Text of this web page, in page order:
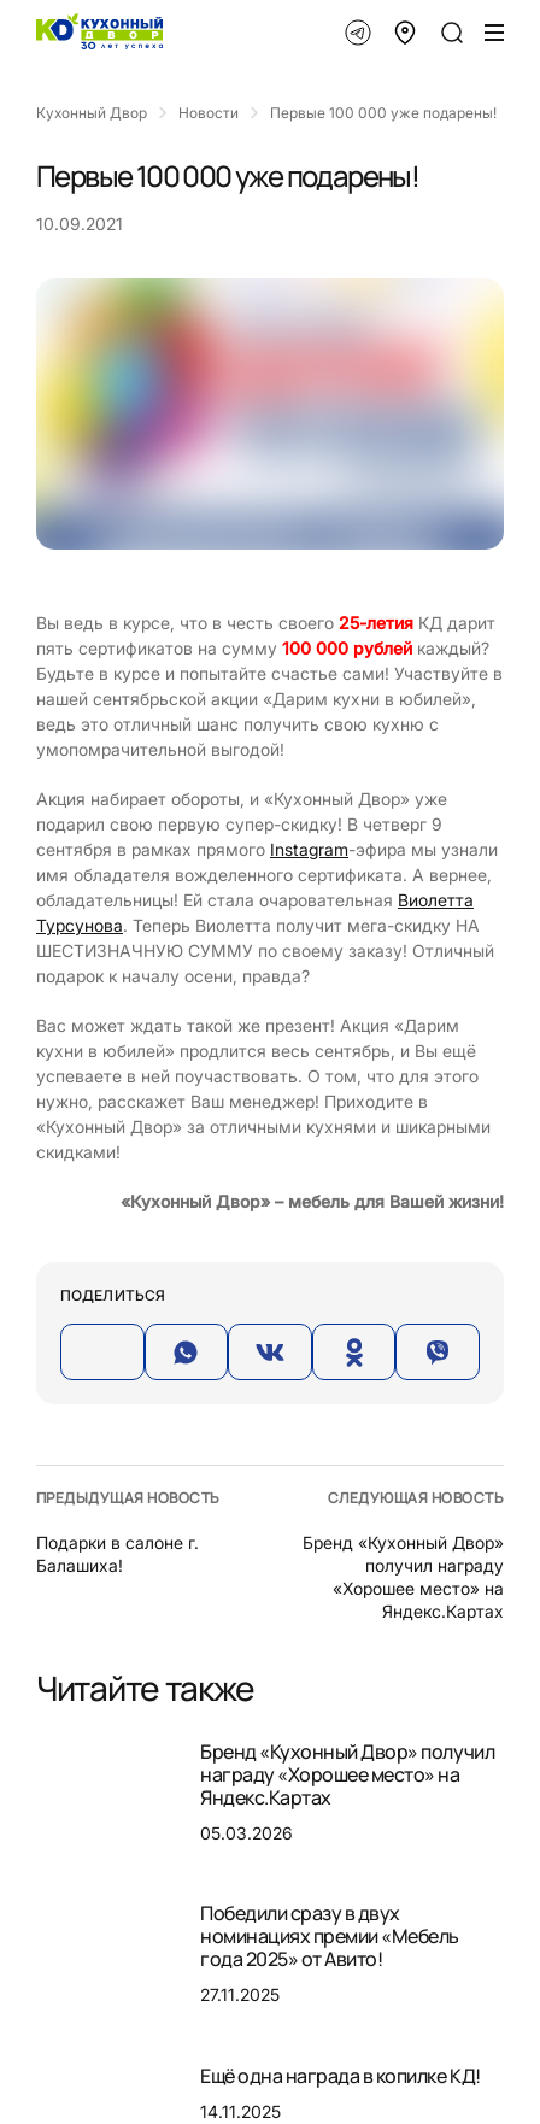
Кухонный Двор Новости Первые 100 000 уже подарены!
Первые 100 000 уже подарены!
10.09.2021
Вы ведь в курсе, что в честь своего 25-летия КД дарит
пять сертификатов на сумму 100 000 рублей каждый?
Будьте в курсе и попытайте счастье сами! Участвуйте в
нашей сентябрьской акции «Дарим кухни в юбилей»,
ведь это отличный шанс получить свою кухню с
умопомрачительной выгодой!
Акция набирает обороты, и «Кухонный Двор» уже
подарил свою первую супер-скидку! В четверг 9
сентября в рамках прямого Instagram-эфира мы узнали
имя обладателя вожделенного сертификата. А вернее,
обладательницы! Ей стала очаровательная Виолетта
Турсунова. Теперь Виолетта получит мега-скидку НА
ШЕСТИЗНАЧНУЮ СУММУ по своему заказу! Отличный
подарок к началу осени, правда?
Вас может ждать такой же презент! Акция «Дарим
кухни в юбилей» продлится весь сентябрь, и Вы ещё
успеваете в ней поучаствовать. О том, что для этого
нужно, расскажет Ваш менеджер! Приходите в
«Кухонный Двор» за отличными кухнями и шикарными
скидками!
«Кухонный Двор» – мебель для Вашей жизни!
ПОДЕЛИТЬСЯ
ПРЕДЫДУЩАЯ НОВОСТЬ
Подарки в салоне г.
Балашиха!
СЛЕДУЮЩАЯ НОВОСТЬ
Бренд «Кухонный Двор»
получил награду
«Хорошее место» на
Яндекс.Картах
Читайте также
Бренд «Кухонный Двор» получил
награду «Хорошее место» на
Яндекс.Картах
05.03.2026
Победили сразу в двух
номинациях премии «Мебель
года 2025» от Авито!
27.11.2025
Ещё одна награда в копилке КД!
14.11.2025